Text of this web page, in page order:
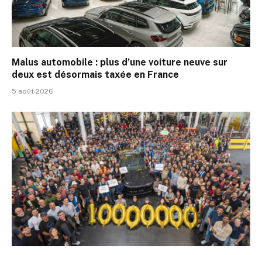
Malus automobile : plus d’une voiture neuve sur
deux est désormais taxée en France
5 août 2026